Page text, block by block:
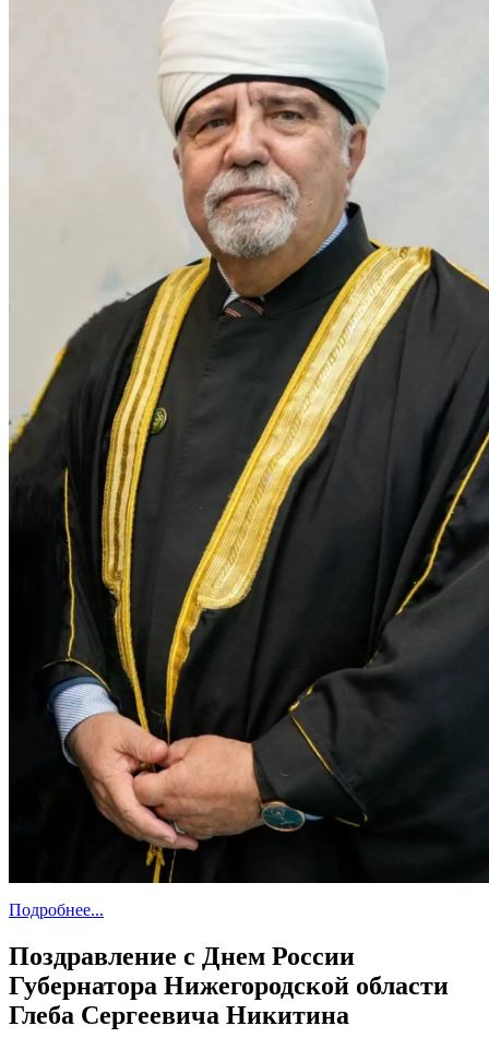
Подробнее...
Поздравление с Днем России
Губернатора Нижегородской области
Глеба Сергеевича Никитина